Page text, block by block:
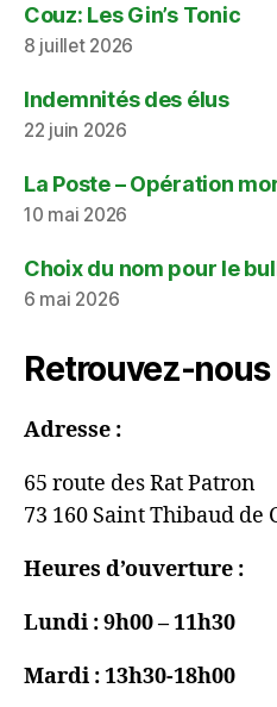
Couz: Les Gin’s Tonic
8 juillet 2026
Indemnités des élus
22 juin 2026
La Poste – Opération
10 mai 2026
Choix du nom pour le
6 mai 2026
Retrouvez-nous
Adresse :
65 route des Rat Patron
73 160 Saint Thibaud de
Heures d’ouverture :
Lundi : 9h00 – 11h30
Mardi : 13h30-18h00